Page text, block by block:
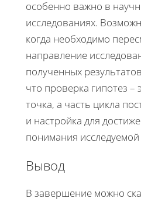
особенно важно в
исследованиях.
когда необходимо
направление
полученных
что проверка гипотез –
точка, а часть цикла
и настройка для
понимания исследуемой
Вывод
В завершение можно